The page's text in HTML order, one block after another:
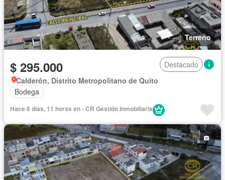
Terreno
$ 295.000
Destacado
Calderón, Distrito Metropolitano de Quito
Bodega
Hace 6 días, 11 horas en - CR Gestión Inmobiliaria